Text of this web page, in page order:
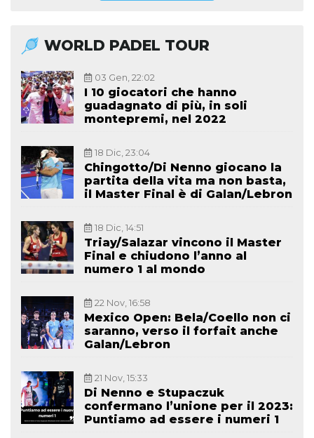
WORLD PADEL TOUR
03 Gen, 22:02
I 10 giocatori che hanno
guadagnato di più, in soli
montepremi, nel 2022
18 Dic, 23:04
Chingotto/Di Nenno giocano la
partita della vita ma non basta,
il Master Final è di Galan/Lebron
18 Dic, 14:51
Triay/Salazar vincono il Master
Final e chiudono l’anno al
numero 1 al mondo
22 Nov, 16:58
Mexico Open: Bela/Coello non ci
saranno, verso il forfait anche
Galan/Lebron
21 Nov, 15:33
Di Nenno e Stupaczuk
confermano l’unione per il 2023:
Puntiamo ad essere i numeri 1